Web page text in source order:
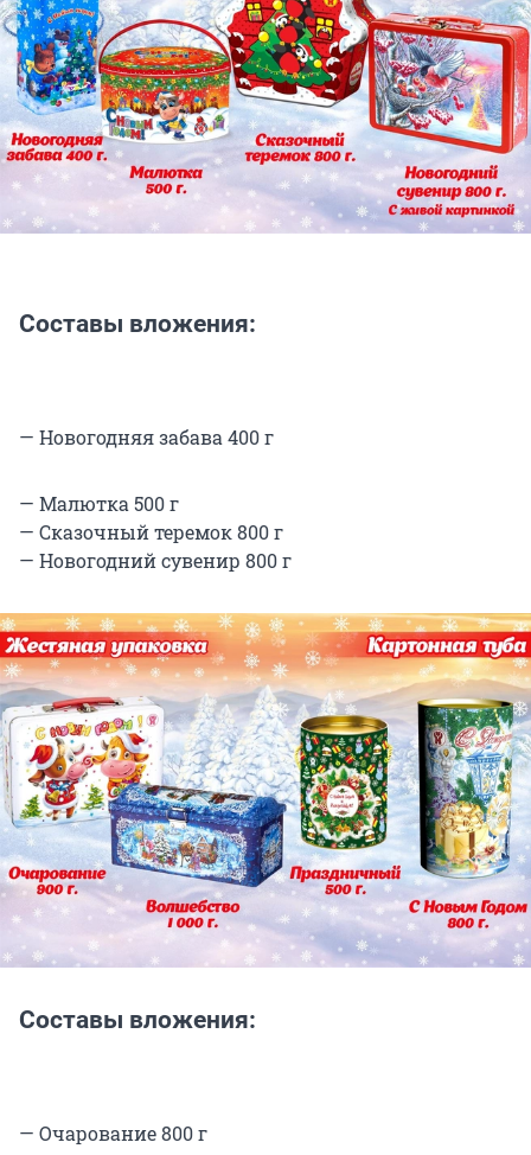
Составы вложения:
— Новогодняя забава 400 г
— Малютка 500 г
— Сказочный теремок 800 г
— Новогодний сувенир 800 г
Составы вложения:
— Очарование 800 г